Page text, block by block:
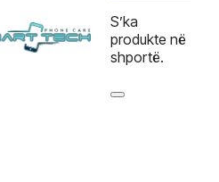
S’ka
produkte në
shportë.